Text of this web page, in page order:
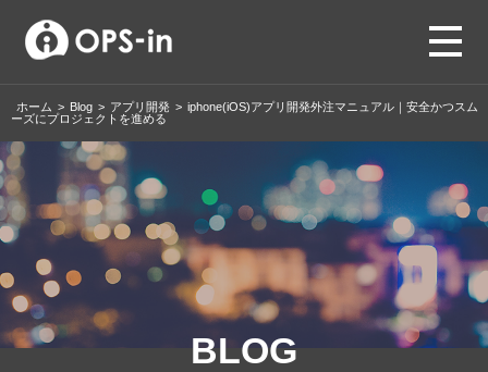
ホーム > Blog > アプリ開発 > iphone(iOS)アプリ開発外注マニュアル｜安全かつスム
ーズにプロジェクトを進める
BLOG